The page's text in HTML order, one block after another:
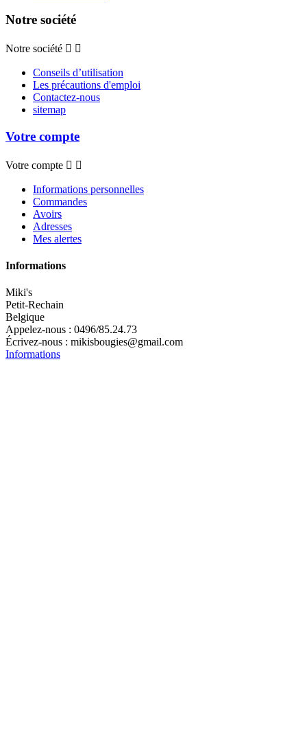
Notre société
Notre société  
Conseils d’utilisation
Les précautions d'emploi
Contactez-nous
sitemap
Votre compte
Votre compte  
Informations personnelles
Commandes
Avoirs
Adresses
Mes alertes
Informations
Miki's
Petit-Rechain
Belgique
Appelez-nous : 0496/85.24.73
Écrivez-nous : mikisbougies@gmail.com
Informations